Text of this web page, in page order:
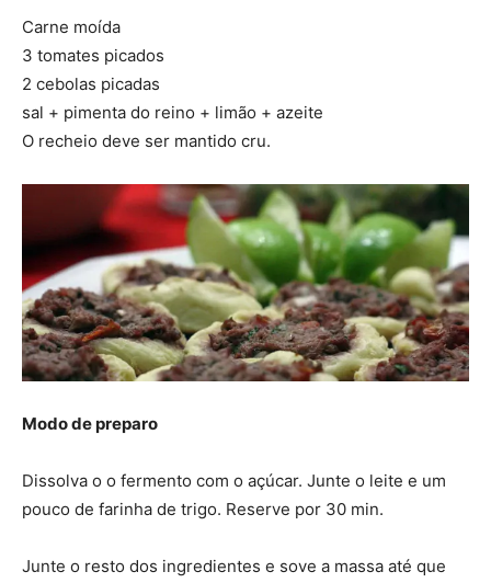
Carne moída
3 tomates picados
2 cebolas picadas
sal + pimenta do reino + limão + azeite
O recheio deve ser mantido cru.
Modo de preparo
Dissolva o o fermento com o açúcar. Junte o leite e um
pouco de farinha de trigo. Reserve por 30 min.
Junte o resto dos ingredientes e sove a massa até que